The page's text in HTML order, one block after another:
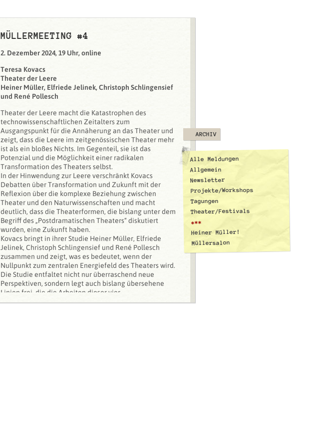
ARCHIV
Alle Meldungen
Allgemein
Newsletter
Projekte/Workshops
Tagungen
Theater/Festivals
***
Heiner Müller!
Müllersalon
MÜLLERMEETING #4
2. Dezember 2024, 19 Uhr, online
Teresa Kovacs
Theater der Leere
Heiner Müller, Elfriede Jelinek, Christoph Schlingensief
und René Pollesch
Theater der Leere macht die Katastrophen des
technowissenschaftlichen Zeitalters zum
Ausgangspunkt für die Annäherung an das Theater und
zeigt, dass die Leere im zeitgenössischen Theater mehr
ist als ein bloßes Nichts. Im Gegenteil, sie ist das
Potenzial und die Möglichkeit einer radikalen
Transformation des Theaters selbst.
In der Hinwendung zur Leere verschränkt Kovacs
Debatten über Transformation und Zukunft mit der
Reflexion über die komplexe Beziehung zwischen
Theater und den Naturwissenschaften und macht
deutlich, dass die Theaterformen, die bislang unter dem
Begriff des „Postdramatischen Theaters“ diskutiert
wurden, eine Zukunft haben.
Kovacs bringt in ihrer Studie Heiner Müller, Elfriede
Jelinek, Christoph Schlingensief und René Pollesch
zusammen und zeigt, was es bedeutet, wenn der
Nullpunkt zum zentralen Energiefeld des Theaters wird.
Die Studie entfaltet nicht nur überraschend neue
Perspektiven, sondern legt auch bislang übersehene
Linien frei, die die Arbeiten dieser vier
Theatermacher:innen durchziehen und verbinden. Sie